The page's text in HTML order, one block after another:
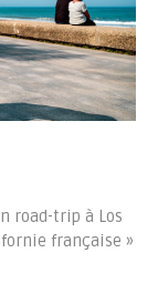
road-trip à Los
française »